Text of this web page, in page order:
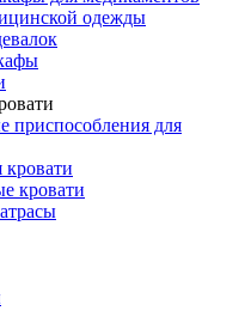
одежды
приспособления для
кровати